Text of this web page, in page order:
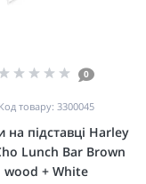
0
Код товару: 3300045
на підставці Harley
Lunch Bar Brown
wood + White